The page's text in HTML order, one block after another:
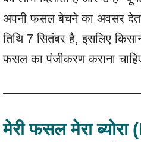
अपनी फसल बेचने का अवसर
तिथि 7 सितंबर है, इसलिए
फसल का पंजीकरण कराना
मेरी फसल मेरा ब्योरा